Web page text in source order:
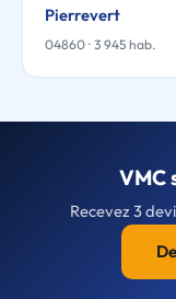
Pierrevert
04860 · 3 945 hab.
VMC
Recevez 3